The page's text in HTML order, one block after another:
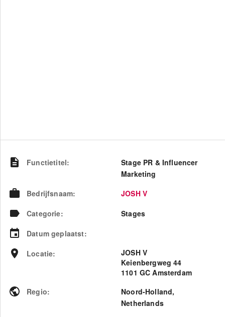
Functietitel:
Stage PR & Influencer
Marketing
Bedrijfsnaam:
JOSH V
Categorie:
Stages
Datum geplaatst:
Locatie:
JOSH V
Keienbergweg 44
1101 GC Amsterdam
Regio: Noord-Holland,
Netherlands